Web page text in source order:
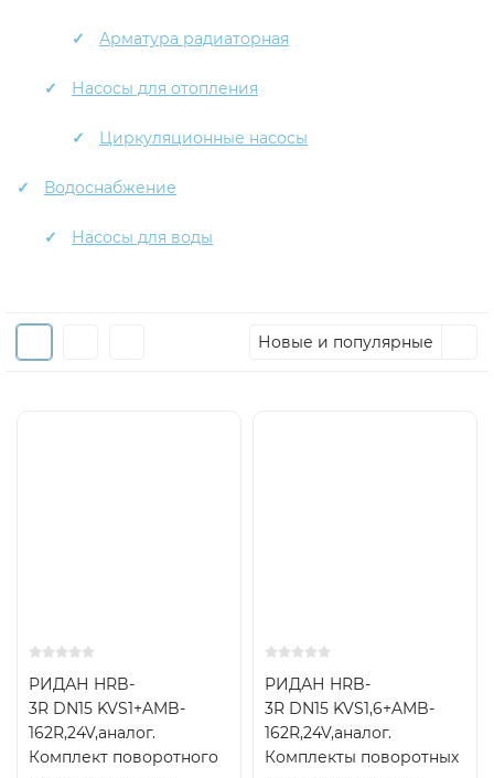
Арматура радиаторная
Насосы для отопления
Циркуляционные насосы
Водоснабжение
Насосы для воды
Новые и популярные
РИДАН HRB-
3R DN15 KVS1+AMB-
162R,24V,аналог.
Комплект поворотного
РИДАН HRB-
3R DN15 KVS1,6+AMB-
162R,24V,аналог.
Комплекты поворотных